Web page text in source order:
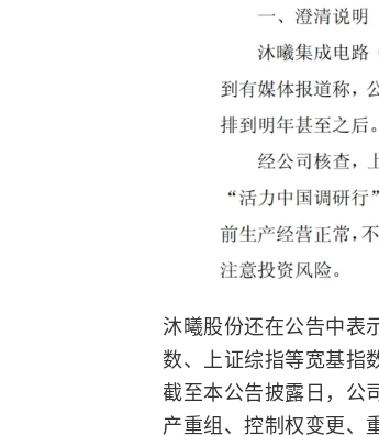
沐曦股份还在公告中表
数、上证综指等宽基指
截至本公告披露日，公
产重组、控制权变更、